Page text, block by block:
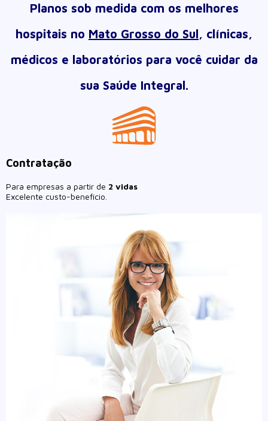
Planos sob medida com os melhores
hospitais no Mato Grosso do Sul, clínicas,
médicos e laboratórios para você cuidar da
sua Saúde Integral.
Contratação
Para empresas a partir de 2 vidas
Excelente custo-benefício.